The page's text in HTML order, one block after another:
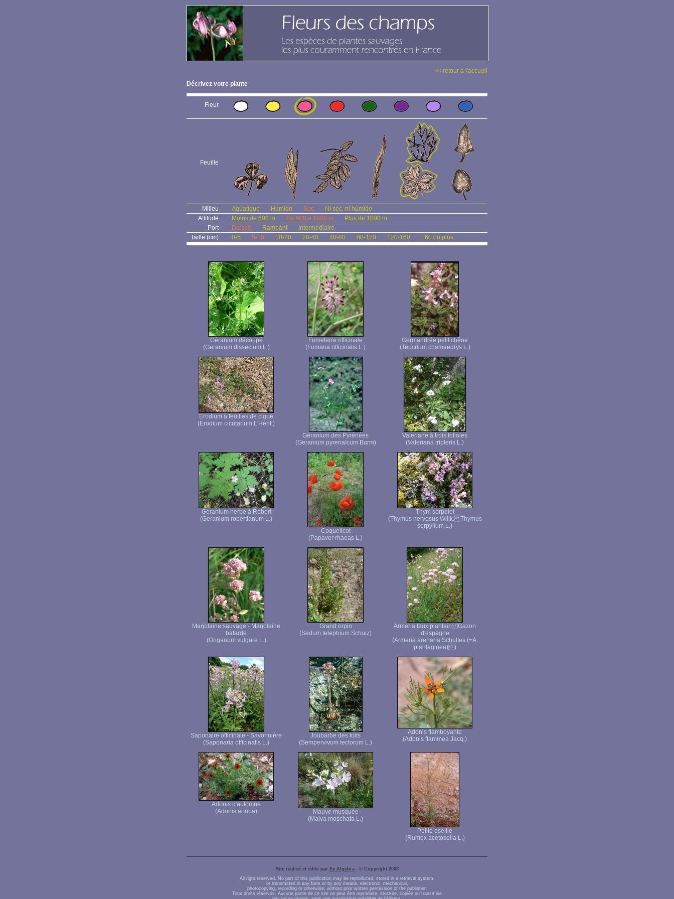
<< retour à l'accueil
Décrivez votre plante
Fleur
Feuille
Milieu Aquatique Humide Sec
Ni sec, ni humide
Altitude
Moins de 600 m De 600 à 1000 m
Plus de 1000 m
Port
Dressé Rampant
Intermédiaire
Taille (cm)
0-5 5-10 10-20 20-40 40-80 80-120 120-160 160 ou plus
Géranium découpé
(Geranium dissectum L.)
Fumeterre officinale
(Fumaria officinalis L.)
Germandrée petit chêne
(Teucrium chamaedrys L.)
Erodium à feuilles de ciguë
(Erodium cicutarium L'Hérit.)
Géranium des Pyrénées
(Geranium pyrenaïcum Burm)
Valeriane à trois folioles
(Valeriana tripteris L.)
Géranium herbe à Robert
(Geranium robertianum L.)
Coquelicot
(Papaver rhaeas L.)
Thym serpolet
(Thymus nervosus Willk. Thymus
serpyllum L.)
Marjolaine sauvage - Marjolaine
batarde
(Origanum vulgare L.)
Grand orpin
(Sedum telephium Schuiz)
Armeria faux plantain Gazon
d'espagne
(Armeria arenaria Schultes (=A.
plantaginea) )
Saponaire officinale - Savonnière
(Saponaria officinalis L.)
Joubarbe des toits
(Sempervivum tectorum L.)
Adonis flamboyante
(Adonis flammea Jacq.)
Adonis d'automne
(Adonis annua)
Mauve musquée
(Malva moschata L.)
Petite oseille
(Rumex acetosella L.)
Site réalisé et édité par Ex Algebra- © Copyright 2008
All right reserved. No part of this publication may be reproduced, stored in a retrieval system,
or transmitted in any form or by any means, electronic, mechanical,
photocopying, recording or otherwise, without prior written permission of the publisher.
Tous droits réservés. Aucune partie de ce site ne peut être reproduite, stockée, copiée ou transmise